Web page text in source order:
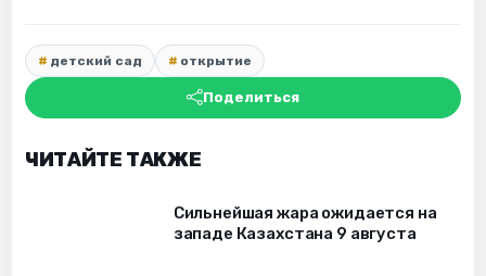
детский сад открытие
Поделиться
ЧИТАЙТЕ ТАКЖЕ
Сильнейшая жара ожидается на
западе Казахстана 9 августа